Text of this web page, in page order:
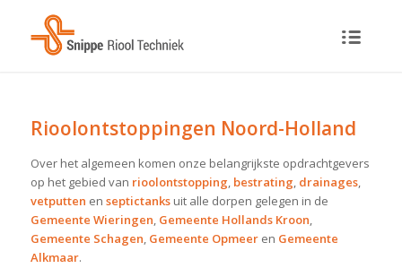
Rioolontstoppingen Noord-Holland
Over het algemeen komen onze belangrijkste opdrachtgevers
op het gebied van rioolontstopping, bestrating, drainages,
vetputten en septictanksuit alle dorpen gelegen in de
Gemeente Wieringen, Gemeente Hollands Kroon,
Gemeente Schagen, Gemeente Opmeeren Gemeente
Alkmaar.